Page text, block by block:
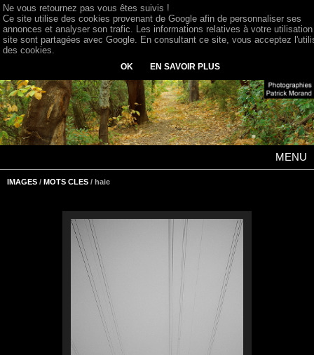
MENU
IMAGES / MOTS CLES / haie
Ne vous retournez pas vous êtes suivis !
Ce site utilise des cookies provenant de Google afin de personnaliser ses
annonces et analyser son trafic. Les informations relatives à votre
site sont partagées avec Google. En consultant ce site, vous acceptez
des cookies.
OK EN SAVOIR PLUS